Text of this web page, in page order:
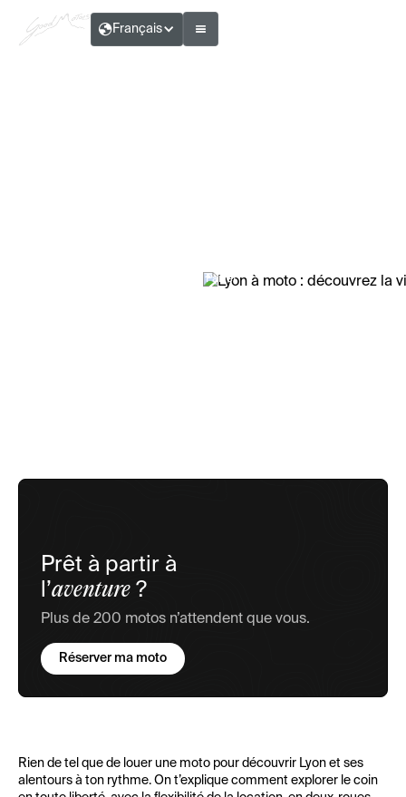
Français
Adrien Paillet
Prêt à partir à
l’aventure ?
Plus de 200 motos n’attendent que vous.
Réserver ma moto
Rien de tel que de louer une moto pour découvrir Lyon et ses
alentours à ton rythme. On t’explique comment explorer le coin